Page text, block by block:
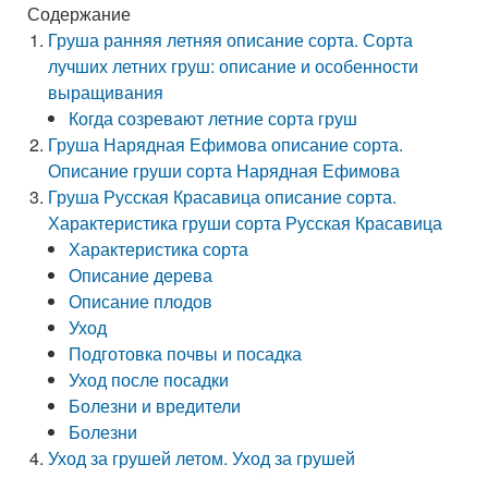
Содержание
Груша ранняя летняя описание сорта. Сорта
лучших летних груш: описание и особенности
выращивания
Когда созревают летние сорта груш
Груша Нарядная Ефимова описание сорта.
Описание груши сорта Нарядная Ефимова
Груша Русская Красавица описание сорта.
Характеристика груши сорта Русская Красавица
Характеристика сорта
Описание дерева
Описание плодов
Уход
Подготовка почвы и посадка
Уход после посадки
Болезни и вредители
Болезни
Уход за грушей летом. Уход за грушей